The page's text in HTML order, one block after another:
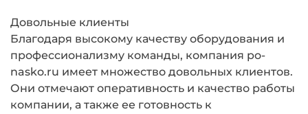
Довольные клиенты
Благодаря высокому качеству оборудования и
профессионализму команды, компания po-
nasko.ru имеет множество довольных клиентов.
Они отмечают оперативность и качество работы
компании, а также ее готовность к